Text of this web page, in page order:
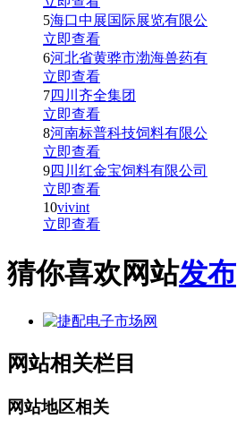
5海口中展国际展览有限公
立即查看
6河北省黄骅市渤海兽药有
立即查看
7四川齐全集团
立即查看
8河南标普科技饲料有限公
立即查看
9四川红金宝饲料有限公司
立即查看
10vivint
立即查看
猜你喜欢网站发布
网站相关栏目
网站地区相关